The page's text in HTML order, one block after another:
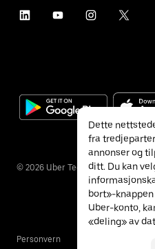
© 2026 Uber Technologies Inc.
Personvern
Dette
fra
annonser og
ditt. Du kan
bort»-
Uber-konto,
«deling» av